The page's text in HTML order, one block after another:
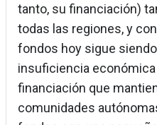
tanto, su financiación)
todas las regiones, y
fondos hoy sigue
insuficiencia económica
financiación que
comunidades